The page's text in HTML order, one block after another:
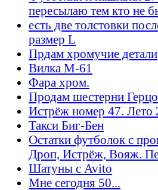
пересылаю тем кто не
есть две толстовки
размер L
Прдам хромучие детали
Вилка М-61
Фара хром.
Продам шестерни
Истрёж номер 47. Лето
Такси Биг-Бен
Остатки футболок с
Дроп, Истрёж, Вояж.
Шатуны с Avito
Мне сегодня 50...